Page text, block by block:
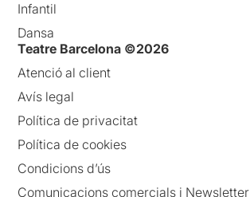
Infantil
Dansa
Teatre Barcelona ©2026
Atenció al client
Avís legal
Política de privacitat
Política de cookies
Condicions d’ús
Comunicacions comercials i Newsletter